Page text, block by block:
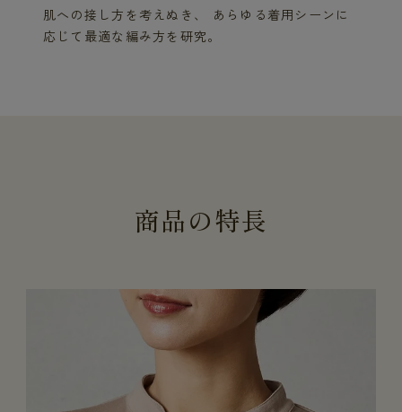
肌への接し方を考えぬき、 あらゆる着用シーンに
応じて最適な編み方を研究。
商品の特長